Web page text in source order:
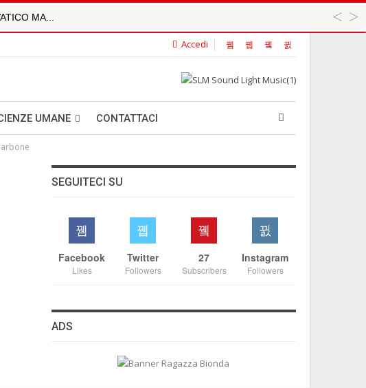
MA...
DI ...
MA...
Accedi
UMANE CONTATTACI
SEGUITECI SU
Facebook
Likes
Twitter
Followers
27
Subscribers
Instagram
Followers
ADS